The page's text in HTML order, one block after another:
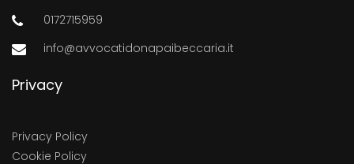
0172715959
info@avvocatidonapaibeccaria.it
Privacy
Privacy Policy
Cookie Policy